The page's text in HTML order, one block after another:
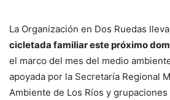
La Organización en Dos Ruedas
cicletada familiar este próximo
el marco del mes del medio
apoyada por la Secretaría Regional
Ambiente de Los Ríos y